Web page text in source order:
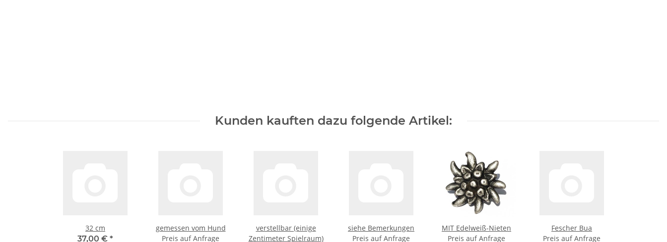
Kunden kauften dazu folgende Artikel:
32 cm
37,00 € *
gemessen vom Hund
Preis auf Anfrage
verstellbar (einige
Zentimeter Spielraum)
siehe Bemerkungen
Preis auf Anfrage
MIT Edelweiß-Nieten
Preis auf Anfrage
Fescher Bua
Preis auf Anfrage